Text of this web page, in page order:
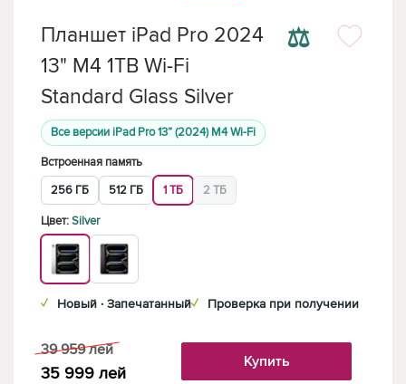
⚖
Планшет iPad Pro 2024
13" M4 1TB Wi-Fi
Standard Glass Silver
Все версии iPad Pro 13” (2024) M4 Wi-Fi
Встроенная память
256 ГБ
512 ГБ 1 ТБ 2 ТБ
Цвет:Silver
✓ Новый · Запечатанный✓ Проверка при получении
39 959 лей
35 999 лей
Купить